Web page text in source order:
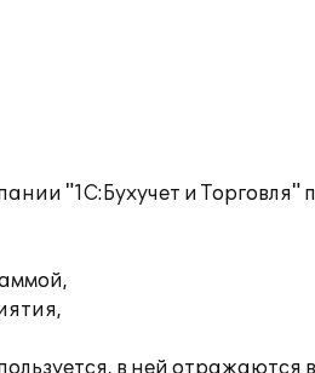
"1С:Бухучет и Торговля"
в ней